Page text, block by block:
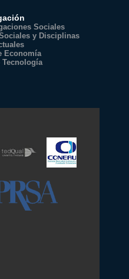
Sociales
y Disciplinas
Economía
Tecnología